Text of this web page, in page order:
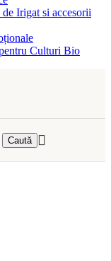
de Irigat si accesorii
Culturi Bio
Caută